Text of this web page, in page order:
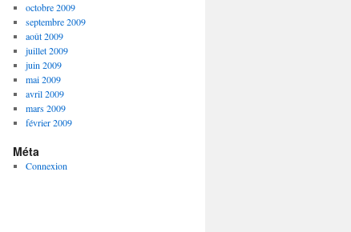
octobre 2009
septembre 2009
août 2009
juillet 2009
juin 2009
mai 2009
avril 2009
mars 2009
février 2009
Méta
Connexion